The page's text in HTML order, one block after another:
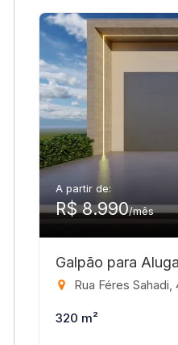
A partir de:
R$ 8.990/mês
Galpão para
Rua Féres Sahadi, 412 -
320 m²